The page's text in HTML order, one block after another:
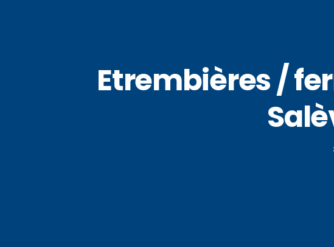
Etrembières /